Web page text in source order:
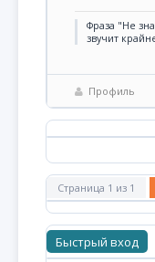
Фраза "Не
звучит
Профиль
Страница 1 из 1